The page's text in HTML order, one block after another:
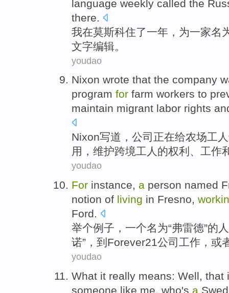
language weekly called the
there.
我在莫斯科住了一年 ， 为一家名
文字编辑 。
youdao
Nixon wrote that the company
program for farm workers to
maintain migrant labor rights
Nixon写道 ， 公司 正在给农场工人
用 ， 维护跨境工人 的权利 、 工作
youdao
For instance, a person named
notion of living in Fresno,
Ford.
举个例子， 一个名为“弗雷德”的 人
诺”， 到Forever21公司 工作 ， 或
youdao
What it really means: Well, that
someone like me, who's a